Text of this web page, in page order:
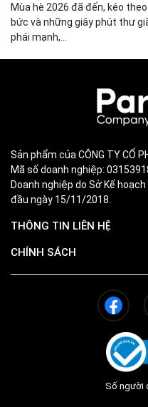
Mùa hè 2026 đã đến, kéo
bức và những giây phút thư
phái mạnh,...
Sản phẩm của CÔNG TY CỔ
Mã số doanh nghiệp:
Doanh nghiệp do Sở Kế
đầu ngày 15/11/2018.
THÔNG TIN LIÊN HỆ
CHÍNH SÁCH
Số người